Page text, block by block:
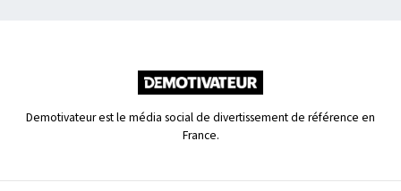
Demotivateur est le média social de divertissement de référence en
France.